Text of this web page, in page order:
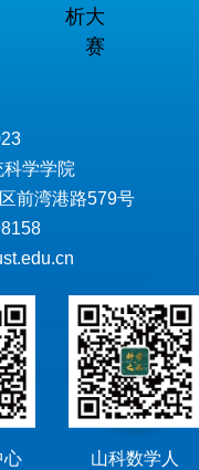
析大
赛
学学院
前湾港路579号
心 山科数学人